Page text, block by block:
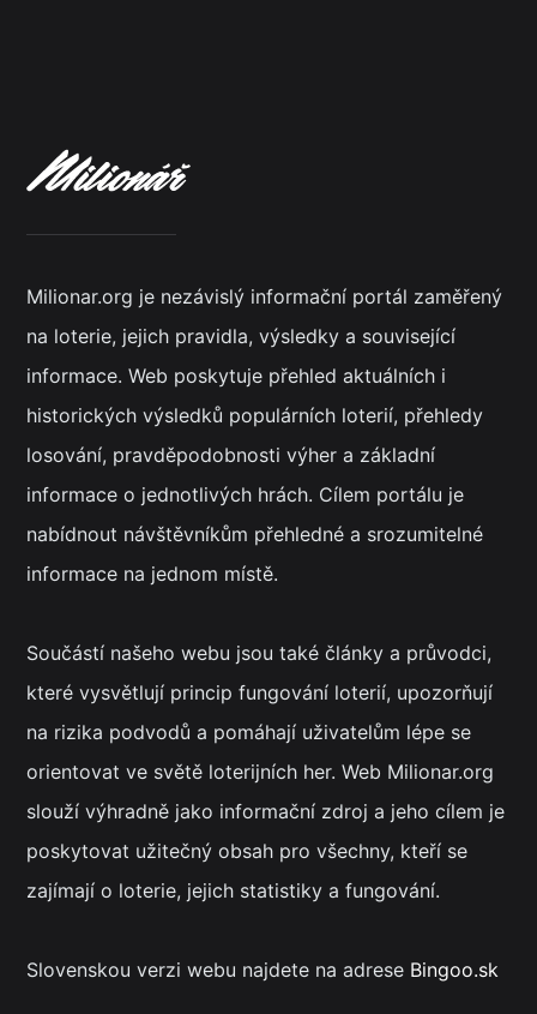
Milionar.org je nezávislý informační portál zaměřený
na loterie, jejich pravidla, výsledky a související
informace. Web poskytuje přehled aktuálních i
historických výsledků populárních loterií, přehledy
losování, pravděpodobnosti výher a základní
informace o jednotlivých hrách. Cílem portálu je
nabídnout návštěvníkům přehledné a srozumitelné
informace na jednom místě.
Součástí našeho webu jsou také články a průvodci,
které vysvětlují princip fungování loterií, upozorňují
na rizika podvodů a pomáhají uživatelům lépe se
orientovat ve světě loterijních her. Web Milionar.org
slouží výhradně jako informační zdroj a jeho cílem je
poskytovat užitečný obsah pro všechny, kteří se
zajímají o loterie, jejich statistiky a fungování.
Slovenskou verzi webu najdete na adrese Bingoo.sk